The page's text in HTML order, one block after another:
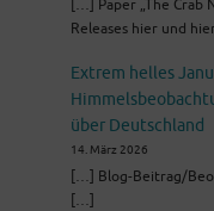
[…] Paper „The Crab
Releases hier und
Extrem helles
über Deutschland
14. März 2026
[…] Blog-Beitrag/
[…]